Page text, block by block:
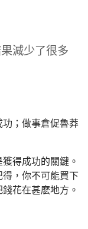
減少了很多
功；做事倉促魯莽
得成功的關鍵。
，你不可能買下
花在甚麽地方。